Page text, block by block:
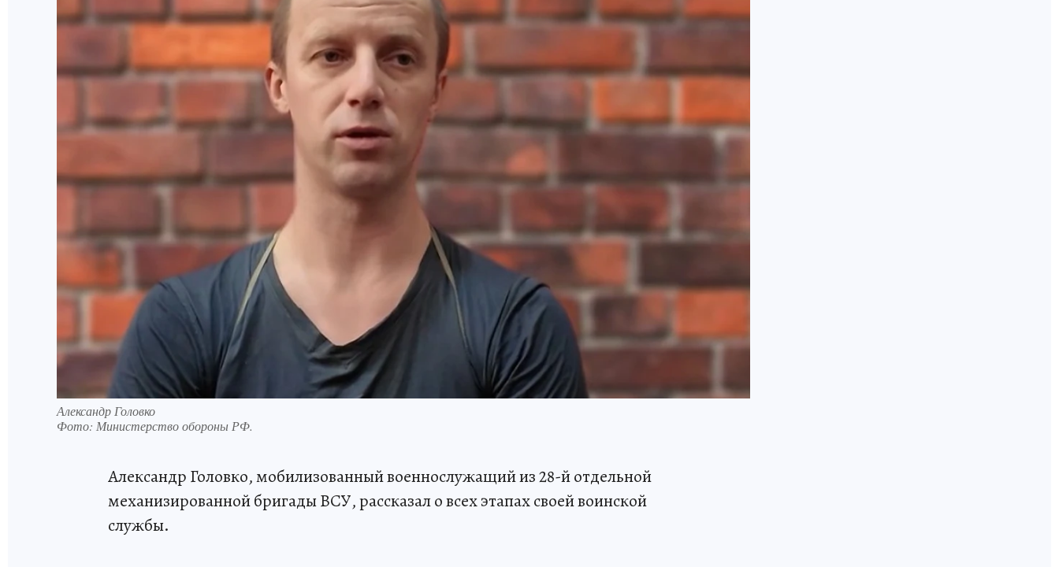
Александр Головко
Фото: Министерство обороны РФ.
Александр Головко, мобилизованный военнослужащий из 28-й отдельной
механизированной бригады ВСУ, рассказал о всех этапах своей воинской
службы.